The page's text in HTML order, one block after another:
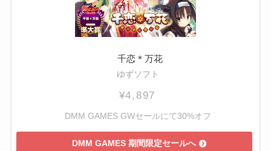
千恋＊万花
ゆずソフト
¥4,897
DMM GAMES GWセールにて30%オフ
DMM GAMES 期間限定セールへ